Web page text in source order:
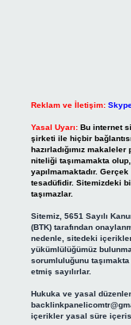
Reklam ve İletişim:
Yasal Uyarı: Bu internet
şirketi ile hiçbir
hazırladığımız
niteliği taşımamakta
yapılmamaktadır.
tesadüfidir. Sitemizdeki
taşımazlar.
Sitemiz, 5651 Sayılı
(BTK) tarafından
nedenle, sitedeki
yükümlülüğümüz
sorumluluğunu
etmiş sayılırlar.
Hukuka ve yasal
içerikler yasal süre